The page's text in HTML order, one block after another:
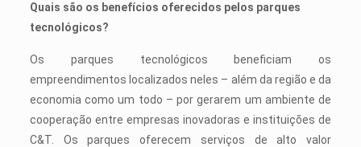
Quais são os benefícios oferecidos pelos parques
tecnológicos?
Os parques tecnológicos beneficiam os
empreendimentos localizados neles – além da região e da
economia como um todo – por gerarem um ambiente de
cooperação entre empresas inovadoras e instituições de
C&T. Os parques oferecem serviços de alto valor